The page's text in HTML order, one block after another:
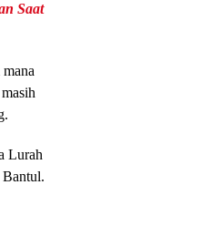
Saat
Lurah
Bantul.